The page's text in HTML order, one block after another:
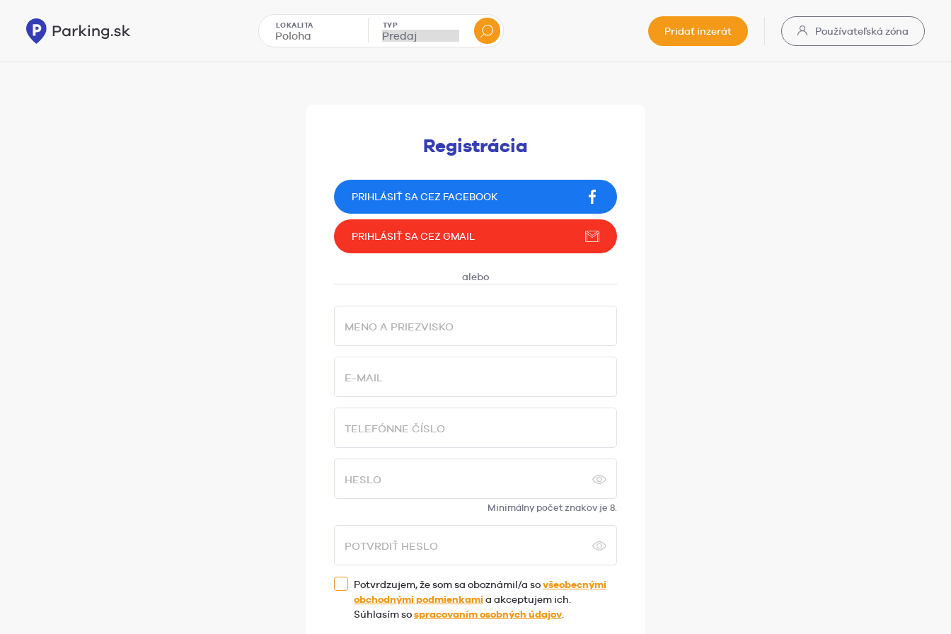
LOKALITA TYP
Pridať inzerát Používateľská zóna
Registrácia
PRIHLÁSIŤ SA CEZ FACEBOOK
PRIHLÁSIŤ SA CEZ GMAIL
MENO A PRIEZVISKO
E-MAIL
TELEFÓNNE ČÍSLO
HESLO
Minimálny počet znakov je 8.
POTVRDIŤ HESLO
Potvrdzujem, že som sa oboznámil/a sovšeobecnými
obchodnými podmienkamia akceptujem ich.
Súhlasím sospracovaním osobných údajov